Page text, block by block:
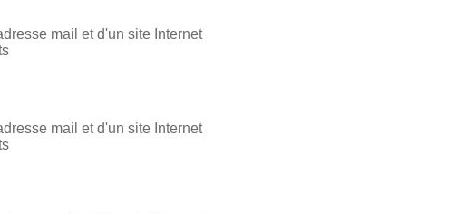
mail et d'un site Internet
mail et d'un site Internet